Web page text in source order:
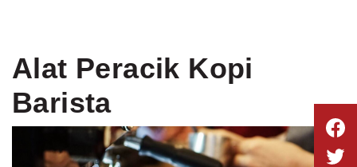
Alat Peracik Kopi
Barista